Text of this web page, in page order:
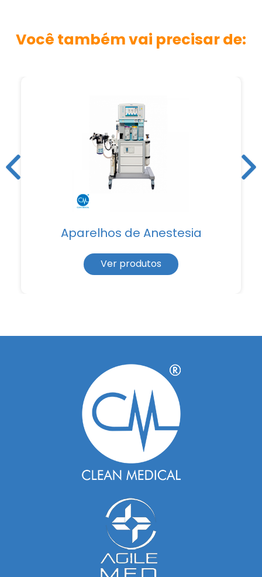
Você também vai precisar de:
Aparelhos de Anestesia
Ver produtos